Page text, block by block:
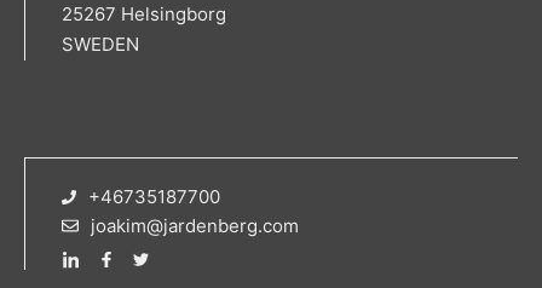
25267 Helsingborg
SWEDEN
+46735187700
joakim@jardenberg.com